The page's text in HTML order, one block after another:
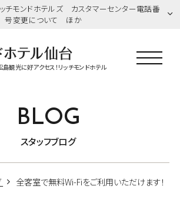
ッチモンドホテルズ カスタマーセンター電話番
号変更について ほか
観光に好アクセス！リッチモンドホテル
BLOG
スタッフブログ
全客室で無料Wi-Fiをご利用いただけます！